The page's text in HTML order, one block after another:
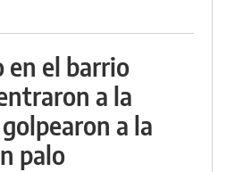
el barrio
a la
a la
palo